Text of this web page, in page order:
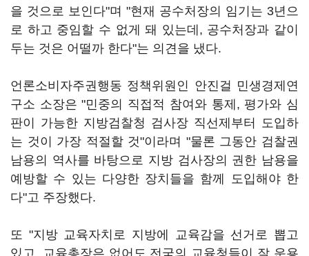
을 것으로 보인다"며 "현재 공수처장의 임기는 3년으
로 하고 중임할 수 없게 돼 있는데, 공수처장과 같이
두는 것은 어떨까 한다"는 의견을 냈다.
언론소비자주권행동 정책위원인 안진걸 민생경제연
구소 소장은 "민중의 직접적 참여와 통제, 평가와 심
판이 가능한 지방검찰청 검사장 직선제부터 도입하
는 것이 가장 적절할 것"이라며 "물론 그동안 검찰권
남용의 역사를 바탕으로 지방 검사장의 권한 남용을
예방할 수 있는 다양한 장치들을 함께 도입해야 한
다"고 주장했다.
또 "지방 교육자치로 지방에 교육감을 선거로 뽑고
있고, 교육총장은 없어도 전국의 교육청들이 잘 운용